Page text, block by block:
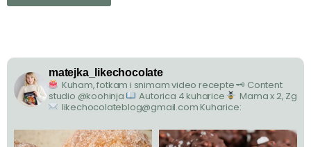
matejka_likechocolate
Kuham, fotkam i snimam video recepte🗝 Content
studio @koohinja
Autorica 4 kuharice
Mama x 2, Zg
likechocolateblog@gmail.com Kuharice: